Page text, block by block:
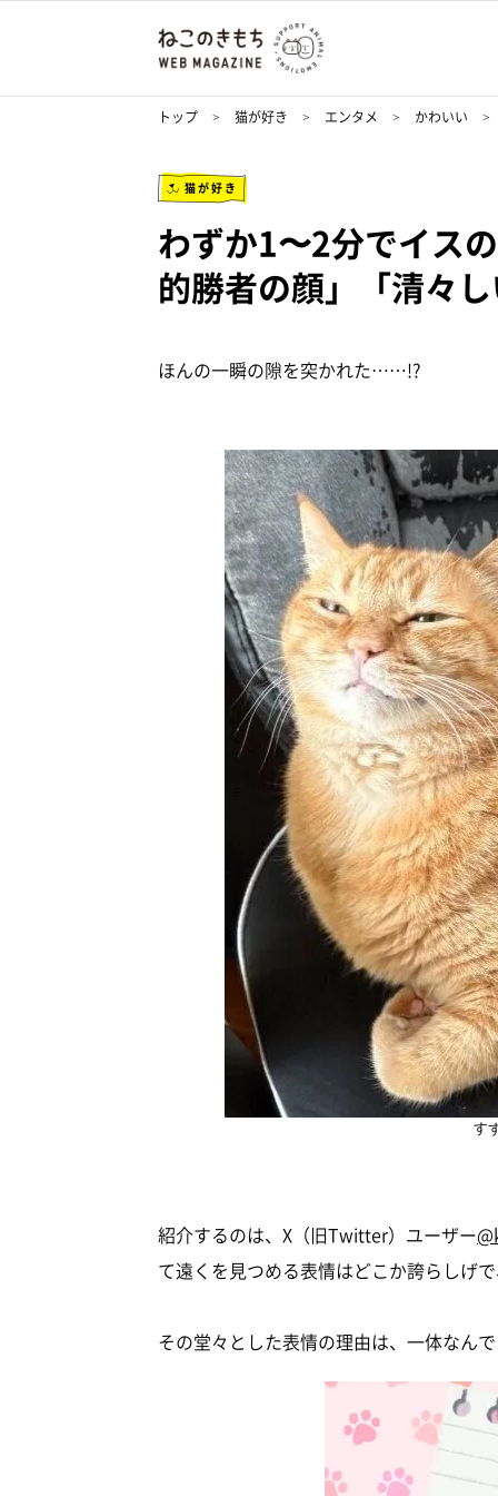
トップ 猫が好き エンタメ かわいい
猫が好き
わずか1〜2分でイス
的勝者の顔」「清々
ほんの一瞬の隙を突かれた……!?
す
紹介するのは、X（旧Twitter）ユーザー
て遠くを見つめる表情はどこか誇らしげ
その堂々とした表情の理由は、一体なん